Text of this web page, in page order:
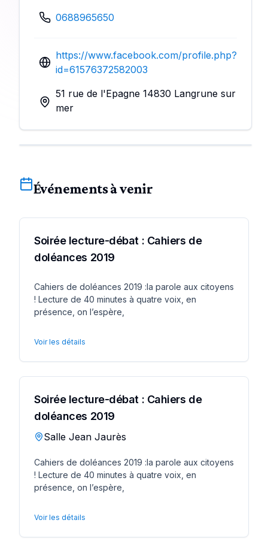
0688965650
https://www.facebook.com/profile.php?
id=61576372582003
51 rue de l'Epagne 14830 Langrune sur
Événements à venir
Soirée lecture-débat : Cahiers de
doléances 2019
Cahiers de doléances 2019 :la parole aux citoyens
! Lecture de 40 minutes à quatre voix, en
présence, on l’espère,
Voir les détails
Soirée lecture-débat : Cahiers de
doléances 2019
Salle Jean Jaurès
Cahiers de doléances 2019 :la parole aux citoyens
! Lecture de 40 minutes à quatre voix, en
présence, on l’espère,
Voir les détails